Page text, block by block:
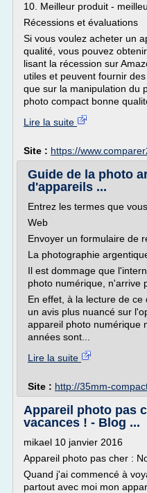
10. Meilleur produit -
Récessions et évaluations
Si vous voulez acheter un
qualité, vous pouvez
lisant la récession sur
utiles et peuvent fournir
que sur la manipulation du
photo compact bonne
Lire la suite
Site : https://
Guide de la photo
d'appareils ...
Entrez les termes que
Web
Envoyer un formulaire de
La photographie
Il est dommage que
photo numérique, n'arrive
En effet, à la lecture de
un avis plus nuancé sur
appareil photo numérique
années sont...
Lire la suite
Site : http://35mm-
Appareil photo pas
vacances ! - Blog ...
mikael 10 janvier 2016
Appareil photo pas cher :
Quand j'ai commencé à
partout avec moi mon